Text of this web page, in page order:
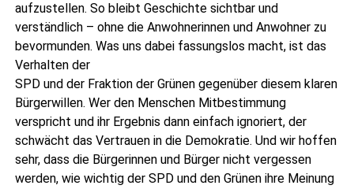
auf­zu­stel­len. So bleibt Geschich­te sicht­bar und
ver­ständ­lich – ohne die Anwoh­ne­rin­nen und Anwoh­ner zu
bevor­mun­den. Was uns dabei fas­sungs­los macht, ist das
Ver­hal­ten der
SPD und der Frak­ti­on der Grü­nen gegen­über die­sem kla­ren
Bür­ger­wil­len. Wer den Men­schen Mit­be­stim­mung
ver­spricht und ihr Ergeb­nis dann ein­fach igno­riert, der
schwächt das Ver­trau­en in die Demo­kra­tie. Und wir hof­fen
sehr, dass die Bür­ge­rin­nen und Bür­ger nicht ver­ges­sen
wer­den, wie wich­tig der SPD und den Grü­nen ihre Mei­nung